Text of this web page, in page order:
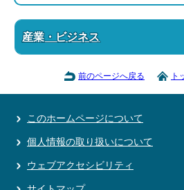
産業・ビジネス
前のページへ戻る ト
このホームページについて
個人情報の取り扱いについて
ウェブアクセシビリティ